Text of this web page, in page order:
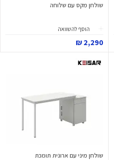
שולחן מקס עם שלוחה
הוסף להשוואה
2,290 ₪
שולחן מיני עם ארונית תומכת